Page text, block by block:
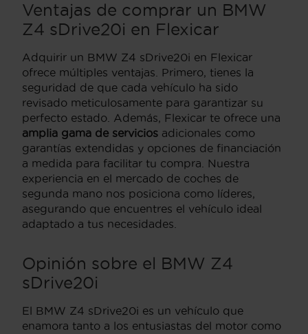
Ventajas de comprar un BMW
Z4 sDrive20i en Flexicar
Adquirir un BMW Z4 sDrive20i en Flexicar
ofrece múltiples ventajas. Primero, tienes la
seguridad de que cada vehículo ha sido
revisado meticulosamente para garantizar su
perfecto estado. Además, Flexicar te ofrece una
amplia gama de servicios adicionales como
garantías extendidas y opciones de financiación
a medida para facilitar tu compra. Nuestra
experiencia en el mercado de coches de
segunda mano nos posiciona como líderes,
asegurando que encuentres el vehículo ideal
adaptado a tus necesidades.
Opinión sobre el BMW Z4
sDrive20i
El BMW Z4 sDrive20i es un vehículo que
enamora tanto a los entusiastas del motor como